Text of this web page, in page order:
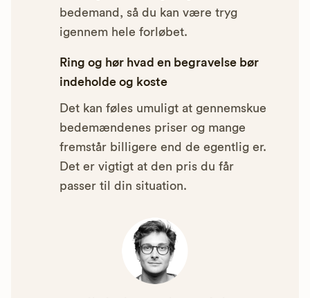
bedemand, så du kan være tryg
igennem hele forløbet.
Ring og hør hvad en begravelse bør
indeholde og koste
Det kan føles umuligt at gennemskue
bedemændenes priser og mange
fremstår billigere end de egentlig er.
Det er vigtigt at den pris du får
passer til din situation.